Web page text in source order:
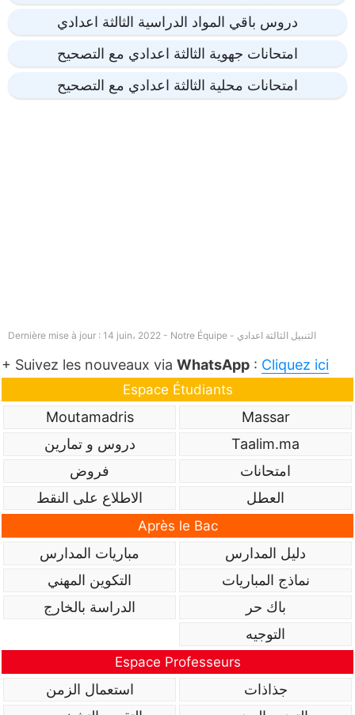
دروس باقي المواد الدراسية الثالثة اعدادي
امتحانات جهوية الثالثة اعدادي مع التصحيح
امتحانات محلية الثالثة اعدادي مع التصحيح
Dernière mise à jour : 14 juin، 2022 - Notre Équipe - الثنبيل الثالثة اعدادي
+ Suivez les nouveaux via WhatsApp : Cliquez ici
Espace Étudiants
Massar
Moutamadris
Taalim.ma
دروس و تمارين
امتحانات
فروض
العطل
الاطلاع على النقط
Après le Bac
دليل المدارس
مباريات المدارس
نماذج المباريات
التكوين المهني
باك حر
الدراسة بالخارج
التوجيه
Espace Professeurs
جذاذات
استعمال الزمن